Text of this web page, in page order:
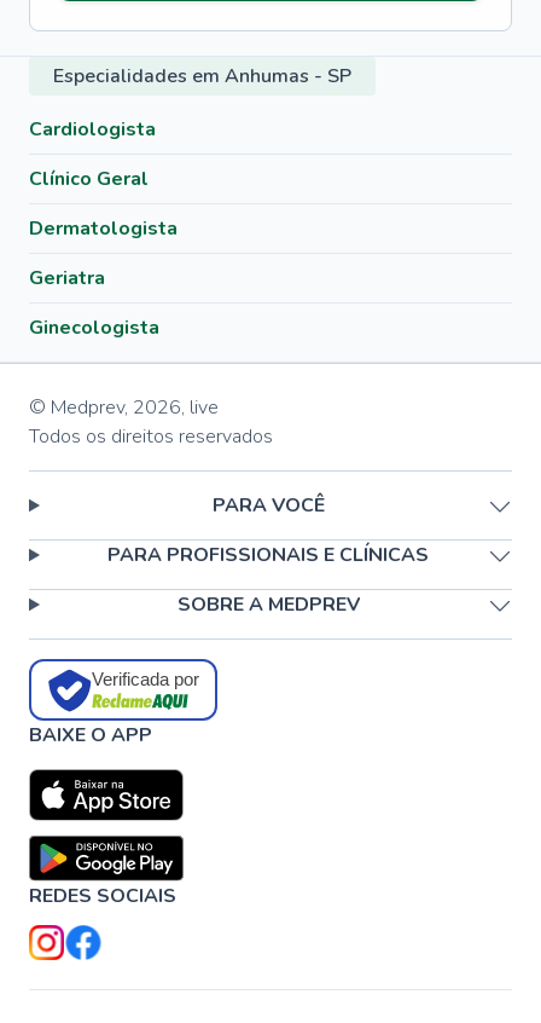
Especialidades em Anhumas - SP
Cardiologista
Clínico Geral
Dermatologista
Geriatra
Ginecologista
© Medprev, 2026, live
Todos os direitos reservados
PARA VOCÊ
PARA PROFISSIONAIS E CLÍNICAS
SOBRE A MEDPREV
Verificada por
BAIXE O APP
REDES SOCIAIS